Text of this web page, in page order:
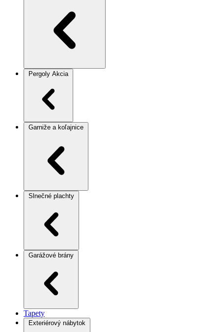
Pergoly Akcia
Garniže a koľajnice
Slnečné plachty
Garážové brány
Tapety
Exteriérový nábytok